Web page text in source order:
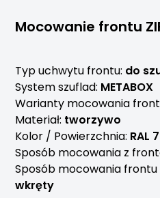
Mocowanie frontu
Typ uchwytu frontu: do
System szuflad: METABOX
Warianty mocowania
Materiał: tworzywo
Kolor / Powierzchnia: RAL
Sposób mocowania z
Sposób mocowania frontu
wkręty